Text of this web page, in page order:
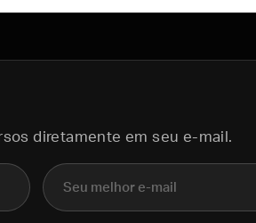
diretamente em seu e-mail.
E-mail